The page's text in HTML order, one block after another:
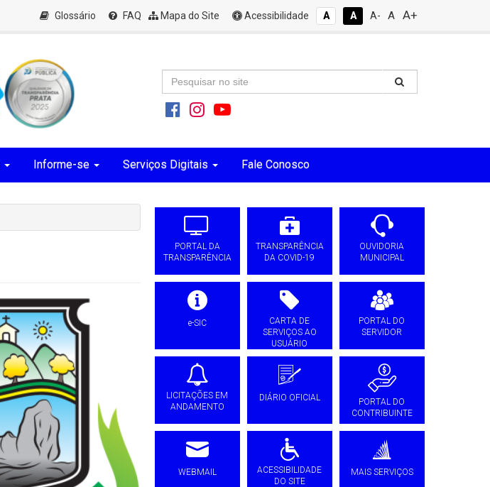
Glossário FAQ Mapa do Site Acessibilidade A A A- A A+
Informe-se Serviços Digitais Fale Conosco
PORTAL DA
TRANSPARÊNCIA
TRANSPARÊNCIA
DA COVID-19
OUVIDORIA
MUNICIPAL
e-SIC
CARTA DE
SERVIÇOS AO
USUÁRIO
PORTAL DO
SERVIDOR
LICITAÇÕES EM
ANDAMENTO
DIÁRIO OFICIAL
PORTAL DO
CONTRIBUINTE
WEBMAIL
ACESSIBILIDADE
DO SITE
MAIS SERVIÇOS